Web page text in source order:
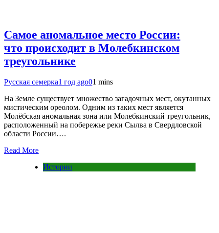
Самое аномальное место России:
что происходит в Молебкинском
треугольнике
Русская семерка1 год ago01 mins
На Земле существует множество загадочных мест, окутанных
мистическим ореолом. Одним из таких мест является
Молёбская аномальная зона или Молебкинский треугольник,
расположенный на побережье реки Сылва в Свердловской
области России….
Read More
Истории